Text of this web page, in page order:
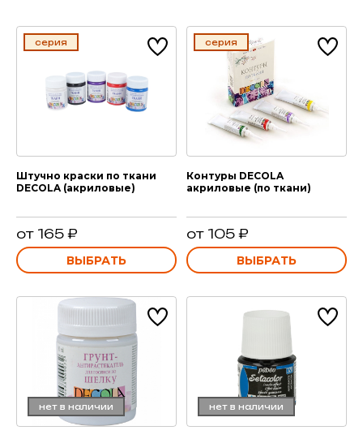
серия
Штучно краски по ткани
DECOLA (акриловые)
от 165 ₽
ВЫБРАТЬ
серия
Контуры DECOLA
акриловые (по ткани)
от 105 ₽
ВЫБРАТЬ
нет в наличии нет в наличии